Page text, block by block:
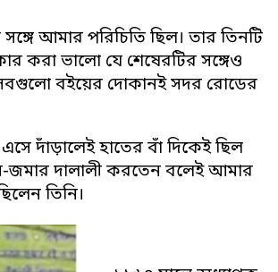
আমার পরিচিতি ছিল। তার তিনটি
করা ভালো যে শেষেরটির সঙ্গেও
সবগুলো বইয়ের দোকানই সদর রোডের
দাঁড়ালেই হাতের বাঁ দিকেই ছিল
জমার দালালী করতেন বলেই আমার
তিনি।